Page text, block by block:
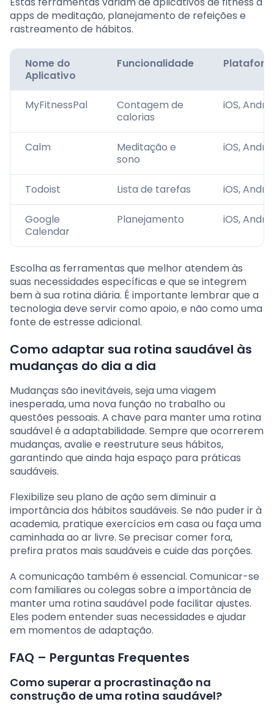
apps de meditação, planejamento de refeições e
rastreamento de hábitos.
Nome do
Aplicativo
Funcionalidade
MyFitnessPal
Contagem de
calorias
iOS,
Calm
Meditação e
sono
iOS,
Todoist Lista de tarefas iOS,
Google
Calendar
Planejamento iOS,
Escolha as ferramentas que melhor atendem às
suas necessidades específicas e que se integrem
bem à sua rotina diária. É importante lembrar que a
tecnologia deve servir como apoio, e não como uma
fonte de estresse adicional.
Como adaptar sua rotina saudável às
mudanças do dia a dia
Mudanças são inevitáveis, seja uma viagem
inesperada, uma nova função no trabalho ou
questões pessoais. A chave para manter uma rotina
saudável é a adaptabilidade. Sempre que ocorrerem
mudanças, avalie e reestruture seus hábitos,
garantindo que ainda haja espaço para práticas
saudáveis.
Flexibilize seu plano de ação sem diminuir a
importância dos hábitos saudáveis. Se não puder ir à
academia, pratique exercícios em casa ou faça uma
caminhada ao ar livre. Se precisar comer fora,
prefira pratos mais saudáveis e cuide das porções.
A comunicação também é essencial. Comunicar-se
com familiares ou colegas sobre a importância de
manter uma rotina saudável pode facilitar ajustes.
Eles podem entender suas necessidades e ajudar
em momentos de adaptação.
FAQ – Perguntas Frequentes
Como superar a procrastinação na
construção de uma rotina saudável?